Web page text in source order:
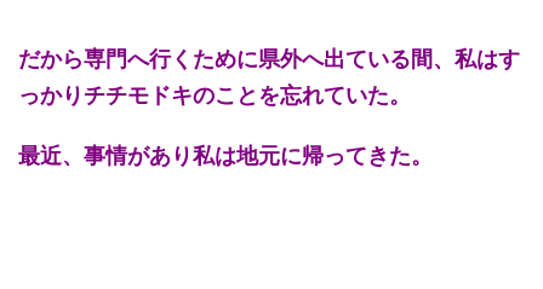
だから専門へ行くために県外へ出ている間、私はす
っかりチチモドキのことを忘れていた。
最近、事情があり私は地元に帰ってきた。